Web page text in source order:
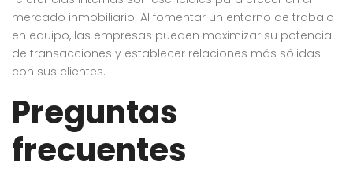
mercado inmobiliario. Al fomentar un entorno de trabajo
en equipo, las empresas pueden maximizar su potencial
de transacciones y establecer relaciones más sólidas
con sus clientes.
Preguntas
frecuentes